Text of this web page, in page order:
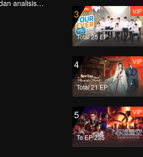
analisis
3
Total 25 EP
VIP
4
Total 21 EP
VIP
5
To EP 235
VIP